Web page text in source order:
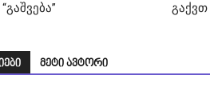
მეტი ავტორი